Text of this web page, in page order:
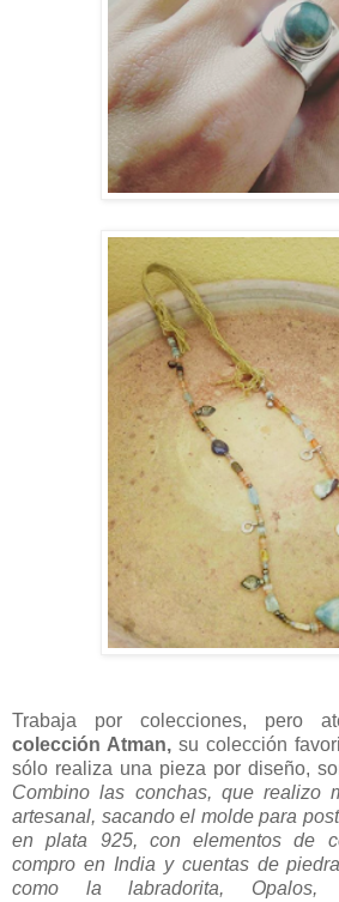
Trabaja por colecciones, pero
colección Atman, su colección
sólo realiza una pieza por diseño,
Combino las conchas, que realizo
artesanal, sacando el molde para
en plata 925, con elementos de
compro en India y cuentas de
como la labradorita, Opalos,